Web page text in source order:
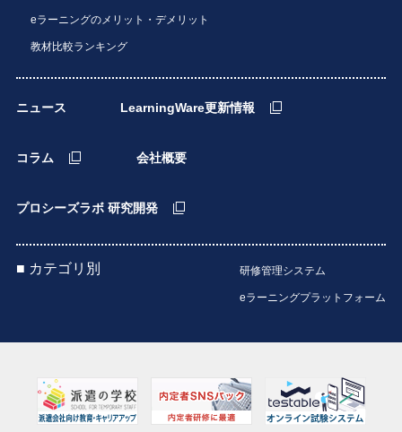
eラーニングのメリット・デメリット
教材比較ランキング
ニュース LearningWare更新情報
コラム 会社概要
プロシーズラボ 研究開発
■ カテゴリ別 研修管理システム
eラーニングプラットフォーム